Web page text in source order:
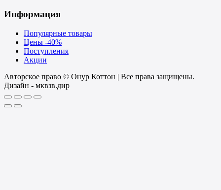
Информация
Популярные товары
Цены -40%
Поступления
Акции
Авторское право © Онур Коттон | Все права защищены.
Дизайн - мквзв.дир